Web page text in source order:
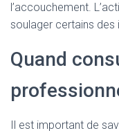
l’accouchement.
soulager certains
Quand
Il est important de